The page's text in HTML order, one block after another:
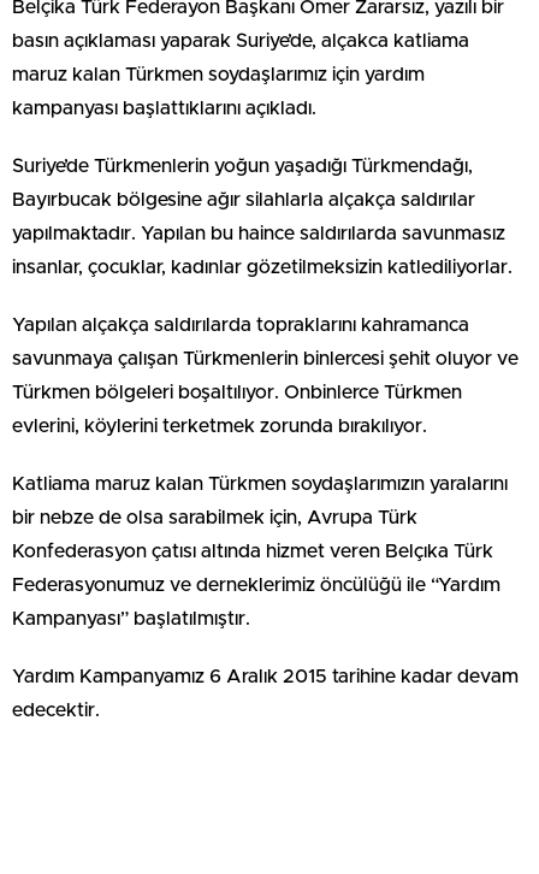
Belçika Türk Federayon Başkanı Ömer Zararsız, yazılı bir
basın açıklaması yaparak Suriye’de, alçakca katliama
maruz kalan Türkmen soydaşlarımız için yardım
kampanyası başlattıklarını açıkladı.
Suriye’de Türkmenlerin yoğun yaşadığı Türkmendağı,
Bayırbucak bölgesine ağır silahlarla alçakça saldırılar
yapılmaktadır. Yapılan bu haince saldırılarda savunmasız
insanlar, çocuklar, kadınlar gözetilmeksizin katlediliyorlar.
Yapılan alçakça saldırılarda topraklarını kahramanca
savunmaya çalışan Türkmenlerin binlercesi şehit oluyor ve
Türkmen bölgeleri boşaltılıyor. Onbinlerce Türkmen
evlerini, köylerini terketmek zorunda bırakılıyor.
Katliama maruz kalan Türkmen soydaşlarımızın yaralarını
bir nebze de olsa sarabilmek için, Avrupa Türk
Konfederasyon çatısı altında hizmet veren Belçıka Türk
Federasyonumuz ve derneklerimiz öncülüğü ile “Yardım
Kampanyası” başlatılmıştır.
Yardım Kampanyamız 6 Aralık 2015 tarihine kadar devam
edecektir.